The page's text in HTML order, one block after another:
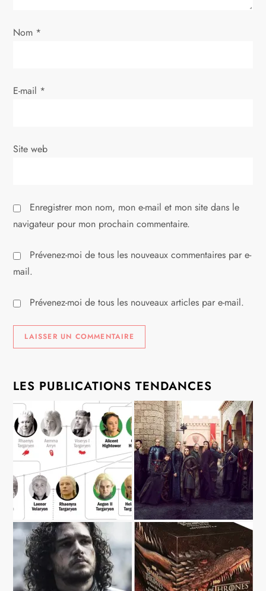
’
r
i
l
e
Nom *
E-mail *
Site web
Enregistrer mon nom, mon e-mail et mon site dans le
navigateur pour mon prochain commentaire.
Prévenez-moi de tous les nouveaux commentaires par e-
mail.
Prévenez-moi de tous les nouveaux articles par e-mail.
LES PUBLICATIONS TENDANCES